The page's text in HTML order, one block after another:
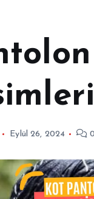
Eylül 26, 2024